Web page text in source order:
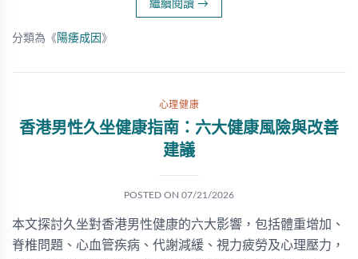
繼續閱讀 →
分類為《 陽痿成因 》
心理健康
香港男性久坐健康指南：六大健康風險與改善
建議
POSTED ON 07/21/2026
本文探討久坐對香港男性健康的六大影響，包括體重增加、
脊椎問題、心血管疾病、代謝減緩、視力疲勞及心理壓力，